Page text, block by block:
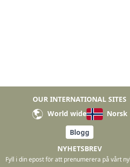
OUR INTERNATIONAL SITES
World wide
Norsk
Blogg
NYHETSBREV
Fyll i din epost för att prenumerera på vårt